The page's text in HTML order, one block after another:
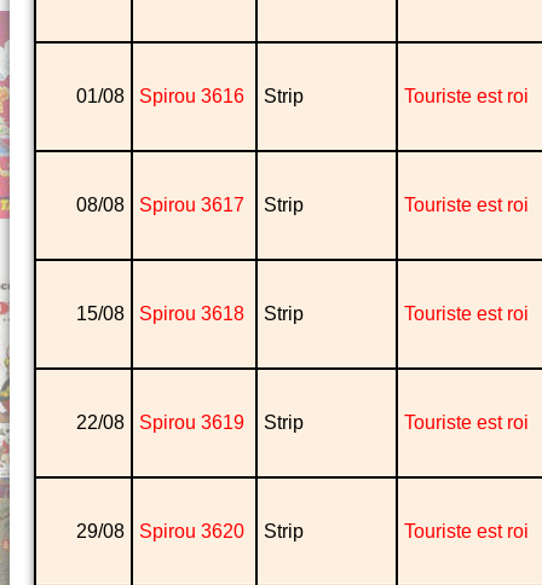
01/08 Spirou 3616 Strip Touriste est roi
08/08 Spirou 3617 Strip Touriste est roi
15/08 Spirou 3618 Strip Touriste est roi
22/08 Spirou 3619 Strip Touriste est roi
29/08 Spirou 3620 Strip Touriste est roi